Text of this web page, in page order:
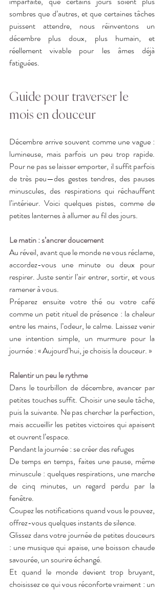
sombres que d’autres, et que certaines tâches
puissent attendre, nous réinventons un
décembre plus doux, plus humain, et
réellement vivable pour les âmes déjà
fatiguées.
Guide pour traverser le
mois en douceur
Décembre arrive souvent comme une vague :
lumineuse, mais parfois un peu trop rapide.
Pour ne pas se laisser emporter, il suffit parfois
de très peu—des gestes tendres, des pauses
minuscules, des respirations qui réchauffent
l’intérieur. Voici quelques pistes, comme de
petites lanternes à allumer au fil des jours.
Le matin : s’ancrer doucement
Au réveil, avant que le monde ne vous réclame,
accordez-vous une minute ou deux pour
respirer. Juste sentir l’air entrer, sortir, et vous
ramener à vous.
Préparez ensuite votre thé ou votre café
comme un petit rituel de présence : la chaleur
entre les mains, l’odeur, le calme. Laissez venir
une intention simple, un murmure pour la
journée : « Aujourd’hui, je choisis la douceur. »
Ralentir un peu le rythme
Dans le tourbillon de décembre, avancer par
petites touches suffit. Choisir une seule tâche,
puis la suivante. Ne pas chercher la perfection,
mais accueillir les petites victoires qui apaisent
et ouvrent l’espace.
Pendant la journée : se créer des refuges
De temps en temps, faites une pause, même
minuscule : quelques respirations, une marche
de cinq minutes, un regard perdu par la
fenêtre.
Coupez les notifications quand vous le pouvez,
offrez-vous quelques instants de silence.
Glissez dans votre journée de petites douceurs
: une musique qui apaise, une boisson chaude
savourée, un sourire échangé.
Et quand le monde devient trop bruyant,
choisissez ce qui vous réconforte vraiment : un